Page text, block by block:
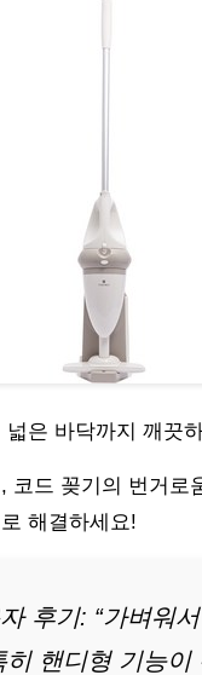
넓은 바닥까지 깨끗
코드 꽂기의 번거로
해결하세요!
후기: “가벼워
히 핸디형 기능이